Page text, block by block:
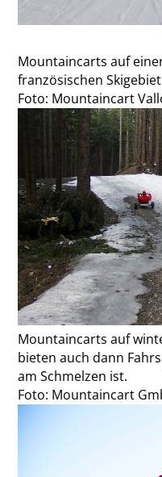
Mountaincarts auf
französischen
Foto: Mountaincart
Mountaincarts auf
bieten auch dann
am Schmelzen ist.
Foto: Mountaincart